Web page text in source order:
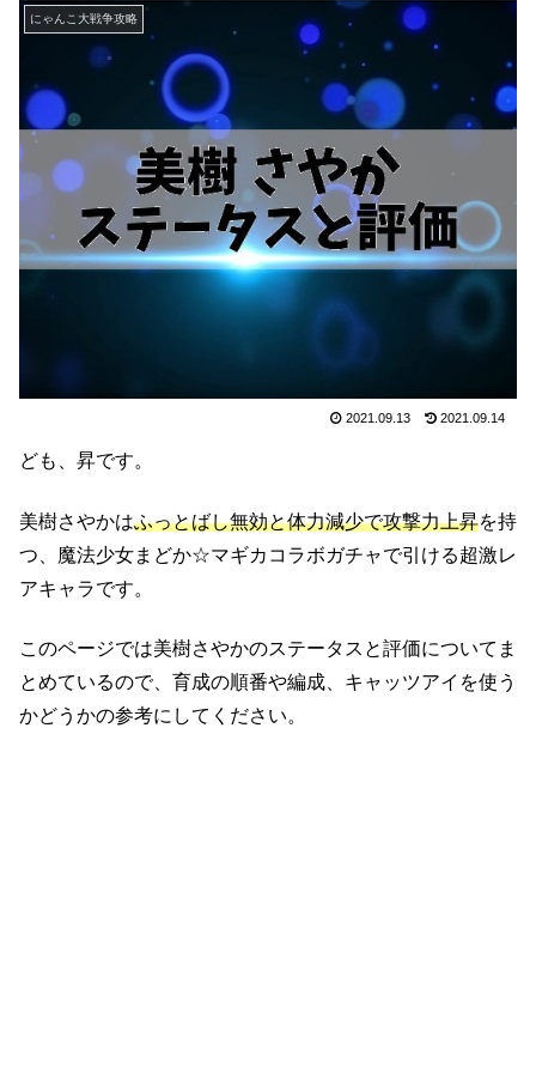
にゃんこ大戦争攻略
2021.09.13 2021.09.14
ども、昇です。
美樹さやかはふっとばし無効と体力減少で攻撃力上昇を持
つ、魔法少女まどか☆マギカコラボガチャで引ける超激レ
アキャラです。
このページでは美樹さやかのステータスと評価についてま
とめているので、育成の順番や編成、キャッツアイを使う
かどうかの参考にしてください。